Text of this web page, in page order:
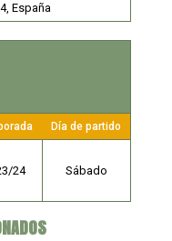
España
Día de partido
24 Sábado